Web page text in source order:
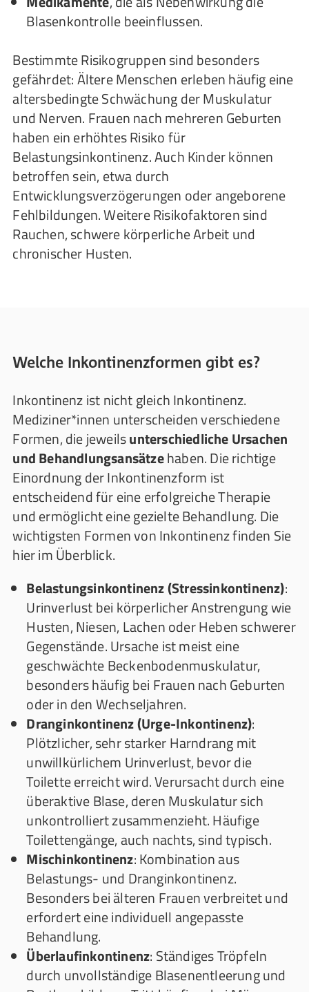
Blasenkontrolle beeinflussen.
Bestimmte Risikogruppen sind besonders
gefährdet: Ältere Menschen erleben häufig eine
altersbedingte Schwächung der Muskulatur
und Nerven. Frauen nach mehreren Geburten
haben ein erhöhtes Risiko für
Belastungsinkontinenz. Auch Kinder können
betroffen sein, etwa durch
Entwicklungsverzögerungen oder angeborene
Fehlbildungen. Weitere Risikofaktoren sind
Rauchen, schwere körperliche Arbeit und
chronischer Husten.
Welche Inkontinenzformen gibt es?
Inkontinenz ist nicht gleich Inkontinenz.
Mediziner*innen unterscheiden verschiedene
Formen, die jeweilsunterschiedliche Ursachen
und Behandlungsansätzehaben. Die richtige
Einordnung der Inkontinenzform ist
entscheidend für eine erfolgreiche Therapie
und ermöglicht eine gezielte Behandlung. Die
wichtigsten Formen von Inkontinenz finden Sie
hier im Überblick.
Belastungsinkontinenz (Stressinkontinenz):
Urinverlust bei körperlicher Anstrengung wie
Husten, Niesen, Lachen oder Heben schwerer
Gegenstände. Ursache ist meist eine
geschwächte Beckenbodenmuskulatur,
besonders häufig bei Frauen nach Geburten
oder in den Wechseljahren.
Dranginkontinenz (Urge-Inkontinenz):
Plötzlicher, sehr starker Harndrang mit
unwillkürlichem Urinverlust, bevor die
Toilette erreicht wird. Verursacht durch eine
überaktive Blase, deren Muskulatur sich
unkontrolliert zusammenzieht. Häufige
Toilettengänge, auch nachts, sind typisch.
Mischinkontinenz: Kombination aus
Belastungs- und Dranginkontinenz.
Besonders bei älteren Frauen verbreitet und
erfordert eine individuell angepasste
Behandlung.
Überlaufinkontinenz: Ständiges Tröpfeln
durch unvollständige Blasenentleerung und